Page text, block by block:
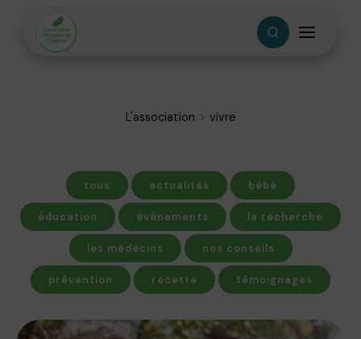
L'association vivre
tous actualités bébé
éducation événements la recherche
les médecins nos conseils
prévention recette témoignages